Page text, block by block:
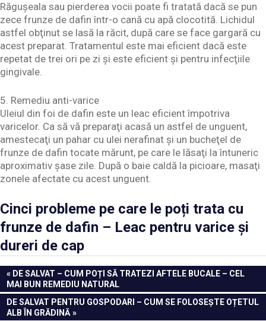
Răguşeala sau pierderea vocii poate fi tratată dacă se pun
zece frunze de dafin într-o cană cu apă clocotită. Lichidul
astfel obţinut se lasă la răcit, după care se face gargară cu
acest preparat. Tratamentul este mai eficient dacă este
repetat de trei ori pe zi şi este eficient şi pentru infecţiile
gingivale.
5. Remediu anti-varice
Uleiul din foi de dafin este un leac eficient împotriva
varicelor. Ca să vă preparaţi acasă un astfel de unguent,
amestecaţi un pahar cu ulei nerafinat şi un bucheţel de
frunze de dafin tocate mărunt, pe care le lăsaţi la întuneric
aproximativ şase zile. După o baie caldă la picioare, masaţi
zonele afectate cu acest unguent.
Cinci probleme pe care le poți trata cu
frunze de dafin – Leac pentru varice și
dureri de cap
Navigare
în
articole
PREVIOUS
POST:
DE SALVAT – CUM POȚI SĂ TRATEZI AFTELE BUCALE – CEL
MAI BUN REMEDIU NATURAL
NEXT
POST:
DE SALVAT PENTRU GOSPODARI – CUM SE FOLOSEȘTE OȚETUL
ALB ÎN GRĂDINĂ